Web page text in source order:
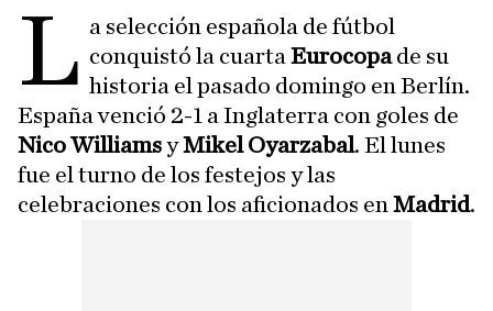
L a selección española de fútbol
conquistó la cuartaEurocopade su
historia el pasado domingo en Berlín.
España venció 2-1 a Inglaterra con goles de
Nico WilliamsyMikel Oyarzabal. El lunes
fue el turno de los festejos y las
celebraciones con los aficionados en Madrid.